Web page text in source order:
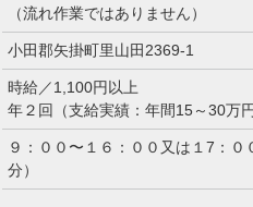
（流れ作業ではありません）
小田郡矢掛町里山田2369-1
時給／1,100円以上
年２回（支給実績：年間15～30万
９：００〜１６：００又は１7：０
分）